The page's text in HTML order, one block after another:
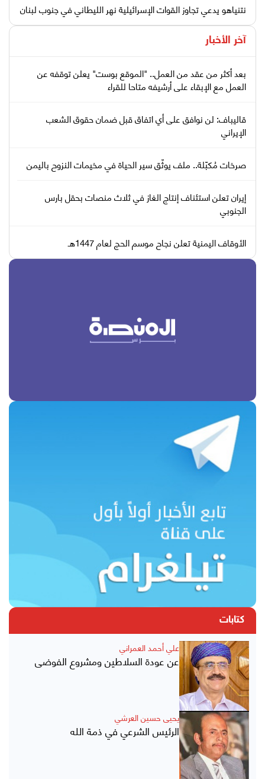
نتنياهو يدعي تجاوز القوات الإسرائيلية نهر الليطاني في جنوب لبنان
آخر الأخبار
بعد أكثر من عقد من العمل.. "الموقع بوست" يعلن توقفه عن
العمل مع الإبقاء على أرشيفه متاحا للقراء
قاليباف: لن نوافق على أي اتفاق قبل ضمان حقوق الشعب
الإيراني
صرخات مُكبّلة.. ملف يوثّق سير الحياة في مخيمات النزوح باليمن
إيران تعلن استئناف إنتاج الغاز في ثلاث منصات بحقل بارس
الجنوبي
الأوقاف اليمنية تعلن نجاح موسم الحج لعام 1447هـ
كتابات
علي أحمد العمراني
عن عودة السلاطين ومشروع الفوضى
يحيى حسين العرشي
الرئيس الشرعي في ذمة الله